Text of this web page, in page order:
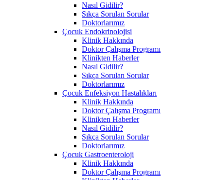
Nasıl Gidilir?
Sıkça Sorulan Sorular
Doktorlarımız
Çocuk Endokrinolojisi
Klinik Hakkında
Doktor Çalışma Programı
Klinikten Haberler
Nasıl Gidilir?
Sıkça Sorulan Sorular
Doktorlarımız
Çocuk Enfeksiyon Hastalıkları
Klinik Hakkında
Doktor Çalışma Programı
Klinikten Haberler
Nasıl Gidilir?
Sıkça Sorulan Sorular
Doktorlarımız
Çocuk Gastroenteroloji
Klinik Hakkında
Doktor Çalışma Programı